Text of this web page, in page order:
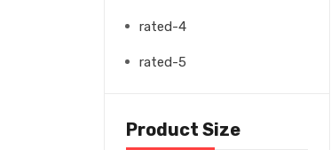
rated-4
rated-5
Product Size